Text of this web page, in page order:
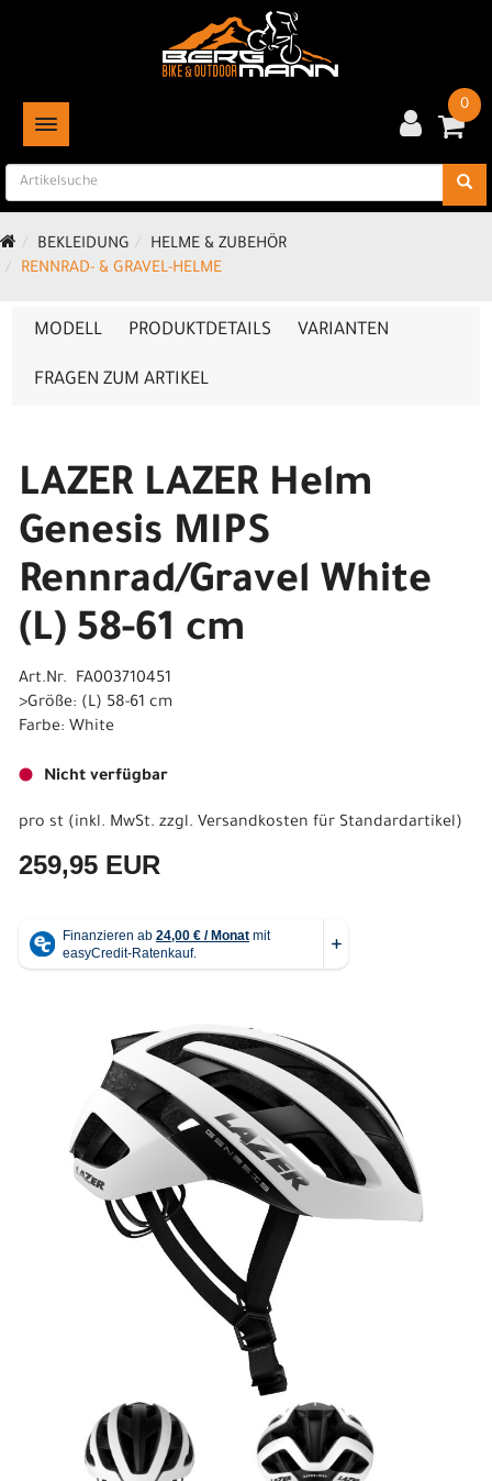
TOGGLE NAVIGATION
0
BEKLEIDUNG
HELME & ZUBEHÖR
RENNRAD- & GRAVEL-HELME
MODELL PRODUKTDETAILS VARIANTEN
FRAGEN ZUM ARTIKEL
LAZER LAZER Helm
Genesis MIPS
Rennrad/Gravel White
(L) 58-61 cm
Art.Nr. FA003710451
>Größe: (L) 58-61 cm
Farbe: White
Nicht verfügbar
pro st (inkl. MwSt. zzgl. Versandkosten für Standardartikel)
259,95 EUR